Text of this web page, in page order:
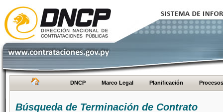
DNCP Marco Legal Planificación Procesos
Búsqueda de Terminación de Contrato